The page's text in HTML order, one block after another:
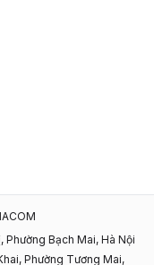
Phường Bạch Mai, Hà Nội
Phường Tương Mai,